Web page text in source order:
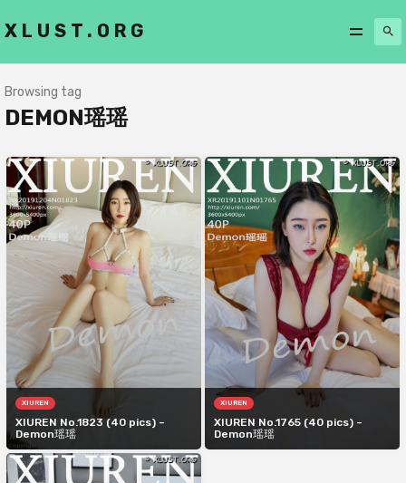
XLUST.ORG
Browsing tag
DEMON瑶瑶
XIUREN
XIUREN No.1823 (40 pics) –
Demon瑶瑶
XIUREN
XIUREN No.1765 (40 pics) –
Demon瑶瑶